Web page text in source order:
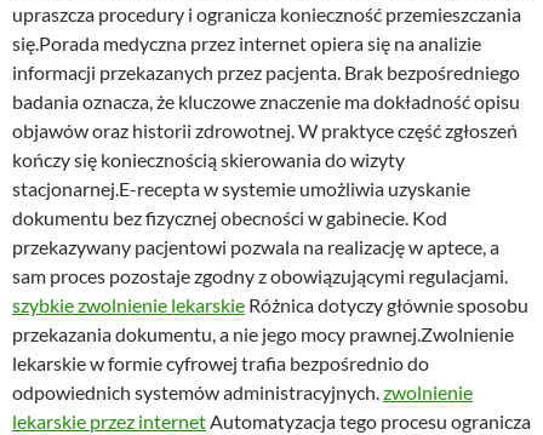
upraszcza procedury i ogranicza konieczność przemieszczania
się.Porada medyczna przez internet opiera się na analizie
informacji przekazanych przez pacjenta. Brak bezpośredniego
badania oznacza, że kluczowe znaczenie ma dokładność opisu
objawów oraz historii zdrowotnej. W praktyce część zgłoszeń
kończy się koniecznością skierowania do wizyty
stacjonarnej.E-recepta w systemie umożliwia uzyskanie
dokumentu bez fizycznej obecności w gabinecie. Kod
przekazywany pacjentowi pozwala na realizację w aptece, a
sam proces pozostaje zgodny z obowiązującymi regulacjami.
szybkie zwolnienie lekarskie Różnica dotyczy głównie sposobu
przekazania dokumentu, a nie jego mocy prawnej.Zwolnienie
lekarskie w formie cyfrowej trafia bezpośrednio do
odpowiednich systemów administracyjnych.zwolnienie
lekarskie przez internetAutomatyzacja tego procesu ogranicza